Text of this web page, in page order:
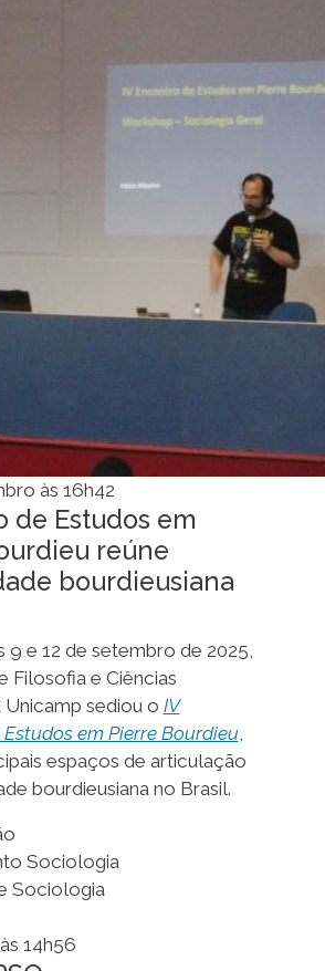
às 16h42
de Estudos em
reúne
bourdieusiana
9 e 12 de setembro de 2025,
Filosofia e Ciências
Unicamp sediou o IV
em Pierre Bourdieu,
espaços de articulação
bourdieusiana no Brasil.
Sociologia
Sociologia
14h56